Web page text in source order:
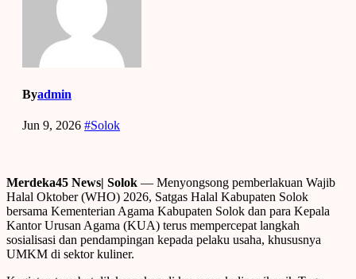
Byadmin
Jun 9, 2026 #Solok
Merdeka45 News| Solok — Menyongsong pemberlakuan Wajib
Halal Oktober (WHO) 2026, Satgas Halal Kabupaten Solok
bersama Kementerian Agama Kabupaten Solok dan para Kepala
Kantor Urusan Agama (KUA) terus mempercepat langkah
sosialisasi dan pendampingan kepada pelaku usaha, khususnya
UMKM di sektor kuliner.